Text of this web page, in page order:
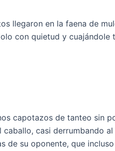
llegaron en la faena de
con quietud y cuajándole
capotazos de tanteo sin
casi derrumbando
de su oponente, que